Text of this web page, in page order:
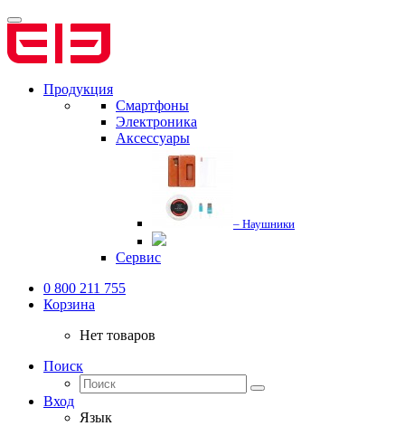
Продукция
Смартфоны
Электроника
Аксессуары
– Наушники
Сервис
0 800 211 755
Корзина
Нет товаров
Поиск
Вход
Язык